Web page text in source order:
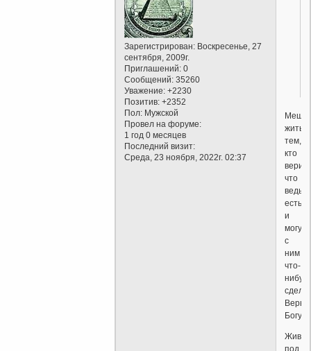
Зарегистрирован: Воскресенье, 27
сентября, 2009г.
Приглашений: 0
Сообщений: 35260
Уважение: +2230
Позитив: +2352
Пол: Мужской
Провел на форуме:
1 год 0 месяцев
Последний визит:
Среда, 23 ноября, 2022г. 02:37
жить
тем,
кто
верит,
что
есть
и
могут
с
ним
что-
Богу:
под